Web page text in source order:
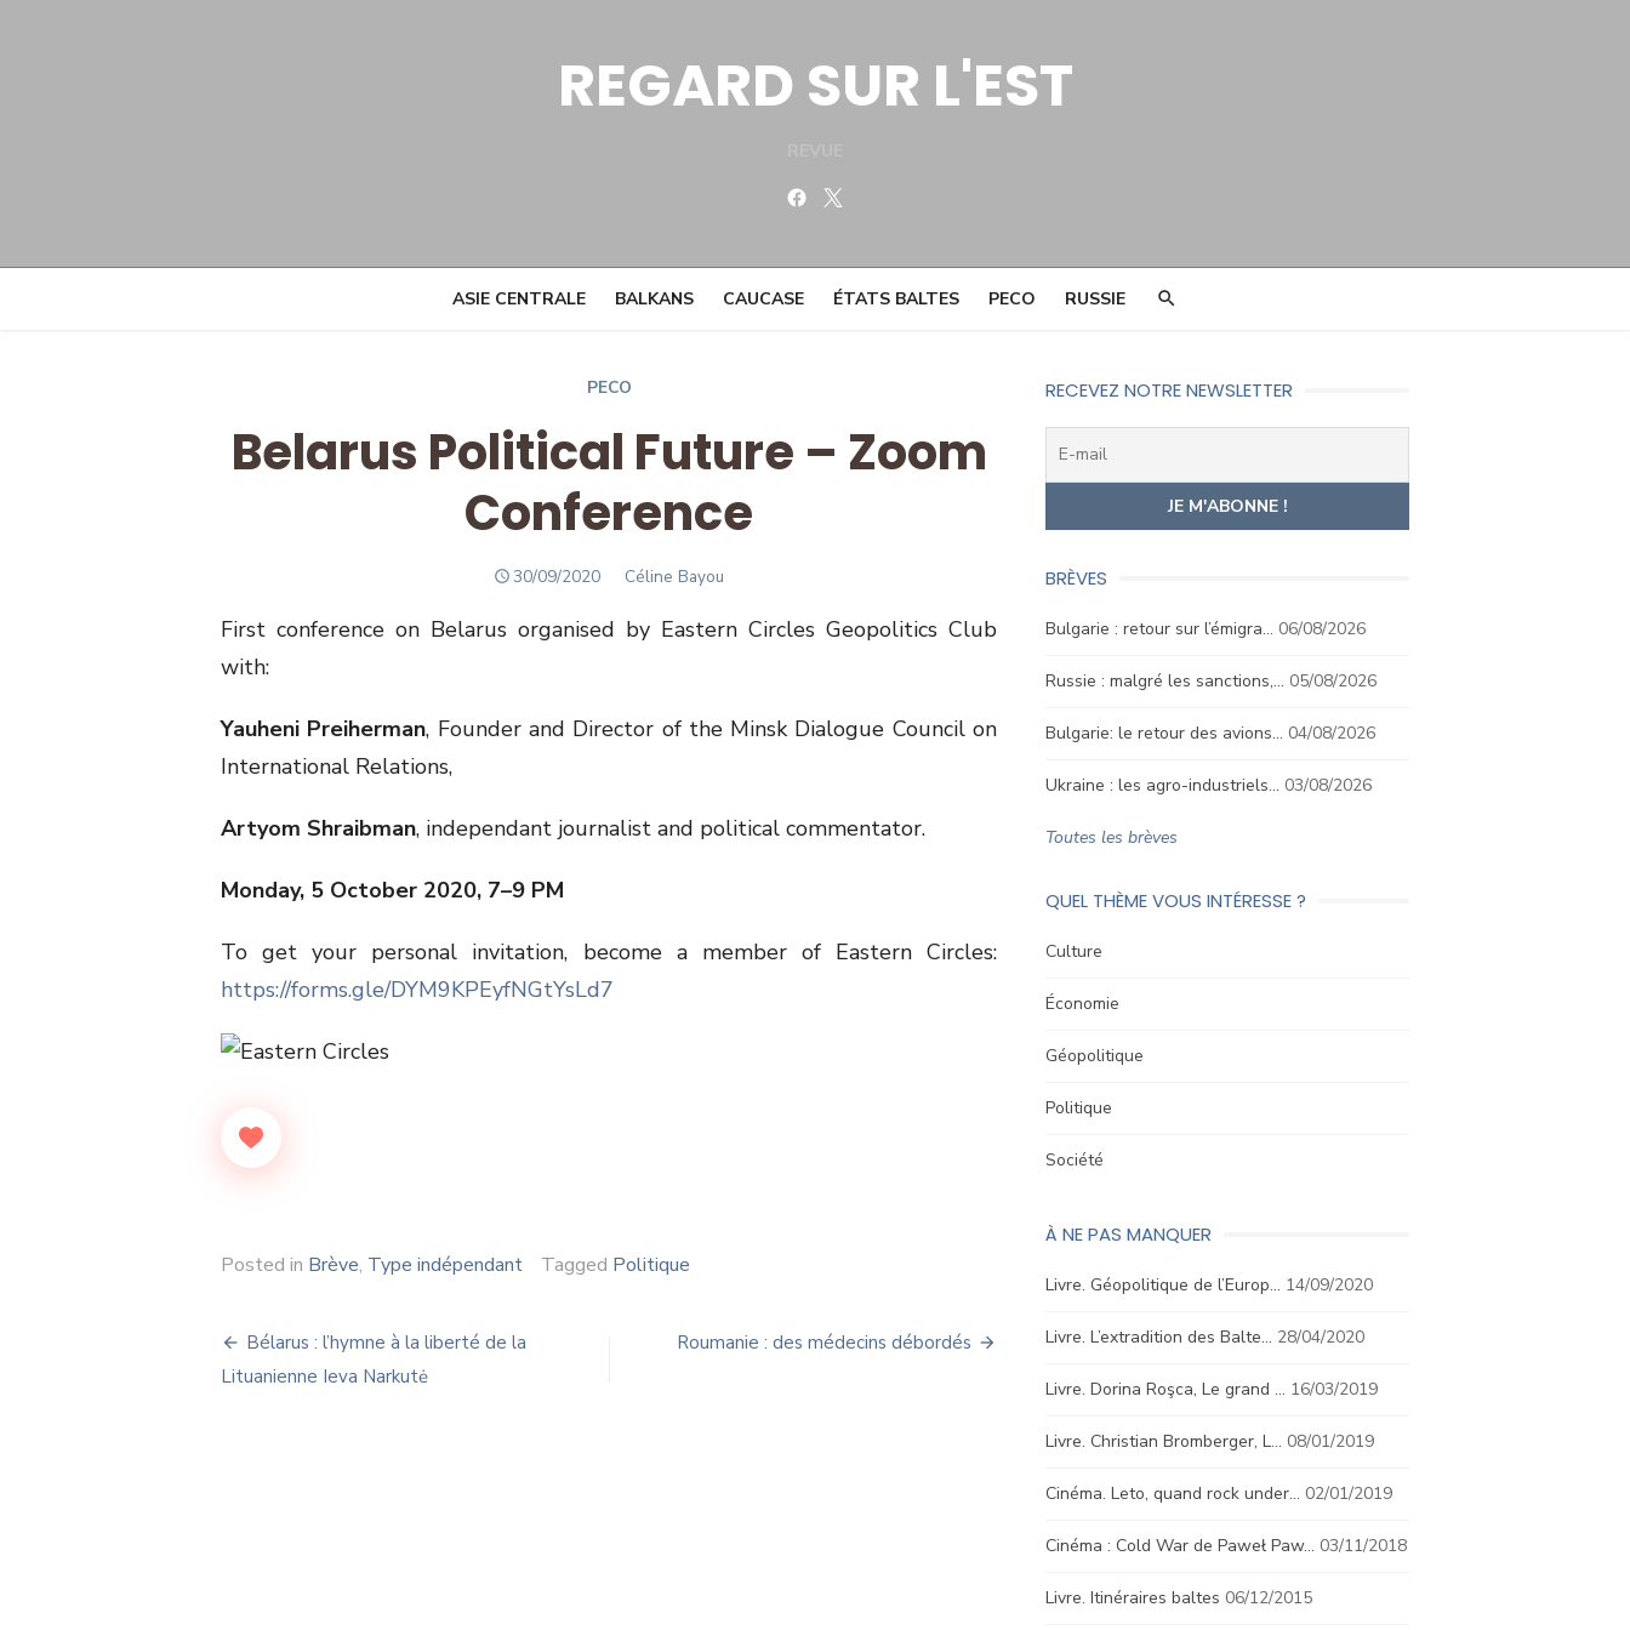
REGARD SUR L'EST
Facebook
ASIE CENTRALE BALKANS CAUCASE ÉTATS BALTES PECO RUSSIE
PECO
Belarus Political Future – Zoom
Conference
POSTED
30/09/2020 Author
Céline Bayou
First conference on Belarus organised by Eastern Circles Geopolitics Club
with:
Yauheni Preiherman, Founder and Director of the Minsk Dialogue Council on
International Relations,
Artyom Shraibman, independant journalist and political commentator.
Monday, 5 October 2020, 7–9 PM
To get your personal invitation, become a member of Eastern Circles:
https://forms.gle/DYM9KPEyfNGtYsLd7
Posted in Brève, Type indépendant Tagged Politique
Navigation
de
Bélarus : l’hymne à la liberté de la
Lituanienne Ieva Narkutė
Roumanie : des médecins débordés
RECEVEZ NOTRE NEWSLETTER
BRÈVES
Bulgarie : retour sur l’émigra… 06/08/2026
Russie : malgré les sanctions,… 05/08/2026
Bulgarie: le retour des avions… 04/08/2026
Ukraine : les agro-industriels… 03/08/2026
Toutes les brèves
QUEL THÈME VOUS INTÉRESSE ?
Culture
Économie
Géopolitique
Politique
Société
À NE PAS MANQUER
Livre. Géopolitique de l’Europ… 14/09/2020
Livre. L’extradition des Balte… 28/04/2020
Livre. Dorina Roşca, Le grand … 16/03/2019
Livre. Christian Bromberger, L… 08/01/2019
Cinéma. Leto, quand rock under… 02/01/2019
Cinéma : Cold War de Paweł Paw… 03/11/2018
Livre. Itinéraires baltes 06/12/2015